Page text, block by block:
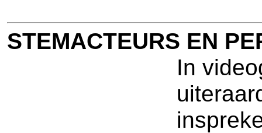
STEMACTEURS EN
In